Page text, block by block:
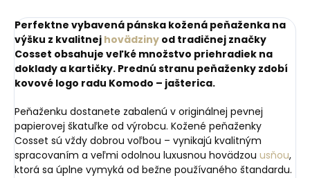
Perfektne vybavená pánska kožená peňaženka na
výšku z kvalitnej hovädziny od tradičnej značky
Cosset obsahuje veľké množstvo priehradiek na
doklady a kartičky. Prednú stranu peňaženky zdobí
kovové logo radu Komodo – jašterica.
Peňaženku dostanete zabalenú v originálnej pevnej
papierovej škatuľke od výrobcu. Kožené peňaženky
Cosset sú vždy dobrou voľbou – vynikajú kvalitným
spracovaním a veľmi odolnou luxusnou hovädzou usňou,
ktorá sa úplne vymyká od bežne používaného štandardu.